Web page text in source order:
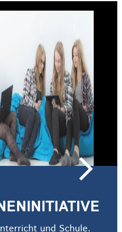
UND